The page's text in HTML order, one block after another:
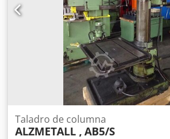
Taladro de columna
ALZMETALL , AB5/S